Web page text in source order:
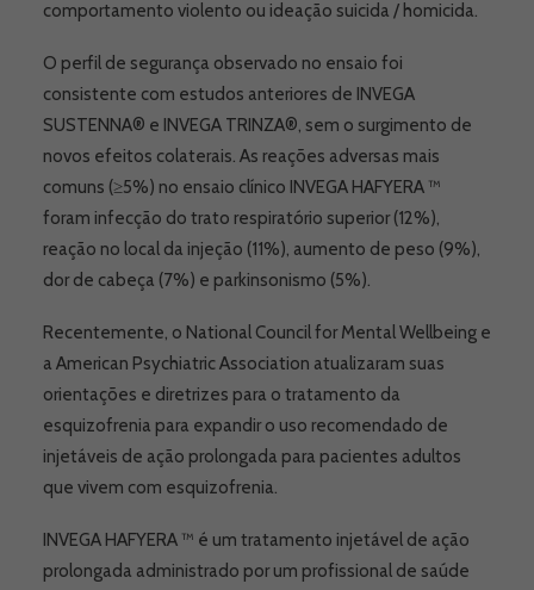
comportamento violento ou ideação suicida / homicida.
O perfil de segurança observado no ensaio foi
consistente com estudos anteriores de INVEGA
SUSTENNA® e INVEGA TRINZA®, sem o surgimento de
novos efeitos colaterais. As reações adversas mais
comuns (≥5%) no ensaio clínico INVEGA HAFYERA ™
foram infecção do trato respiratório superior (12%),
reação no local da injeção (11%), aumento de peso (9%),
dor de cabeça (7%) e parkinsonismo (5%).
Recentemente, o National Council for Mental Wellbeing e
a American Psychiatric Association atualizaram suas
orientações e diretrizes para o tratamento da
esquizofrenia para expandir o uso recomendado de
injetáveis ​​de ação prolongada para pacientes adultos
que vivem com esquizofrenia.
INVEGA HAFYERA ™ é um tratamento injetável de ação
prolongada administrado por um profissional de saúde